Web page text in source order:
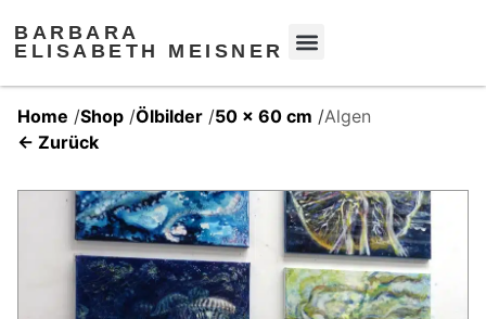
BARBARA
ELISABETH MEISNER
Home /Shop /Ölbilder /50 x 60 cm /Algen
← Zurück